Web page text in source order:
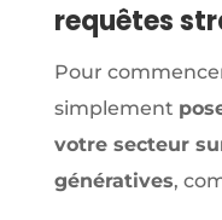
requêtes
Pour
simplement
votre secteur
génératives,